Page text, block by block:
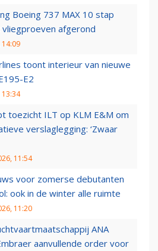
Boeing 737 MAX 10 stap
afgerond
toont interieur van nieuwe
E2
toezicht ILT op KLM E&M om
verslaglegging: ‘Zwaar
11:54
voor zomerse debutanten
ook in de winter alle ruimte
11:20
ANA
aanvullende order voor